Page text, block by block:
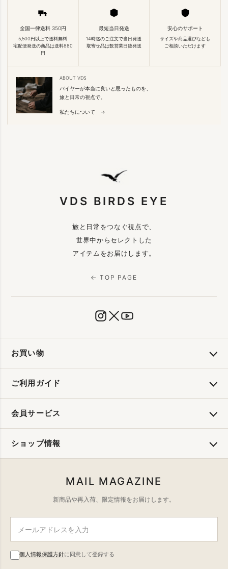
全国一律送料 350円
5,500円以上で送料無料
宅配便発送の商品は送料880
円
最短当日発送
14時迄のご注文で当日発送
取寄せ品は数営業日後発送
安心のサポート
サイズや商品選びなども
ご相談いただけます
ABOUT VDS
バイヤーが本当に良いと思ったものを、
旅と日常の視点で。
私たちについて →
VDS BIRDS EYE
旅と日常をつなぐ視点で、
世界中からセレクトした
アイテムをお届けします。
← TOP PAGE
お買い物
ご利用ガイド
会員サービス
ショップ情報
MAIL MAGAZINE
新商品や再入荷、限定情報をお届けします。
個人情報保護方針に同意して登録する